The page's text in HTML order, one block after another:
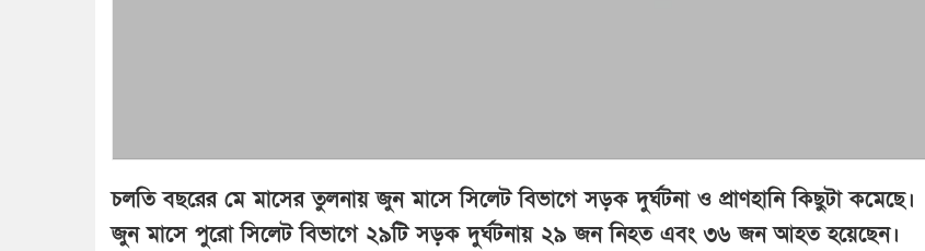
চলতি বছরের মে মাসের তুলনায় জুন মাসে সিলেট বিভাগে সড়ক দুর্ঘটনা ও প্রাণহানি কিছুটা কমেছে।
জুন মাসে পুরো সিলেট বিভাগে ২৯টি সড়ক দুর্ঘটনায় ২৯ জন নিহত এবং ৩৬ জন আহত হয়েছেন।